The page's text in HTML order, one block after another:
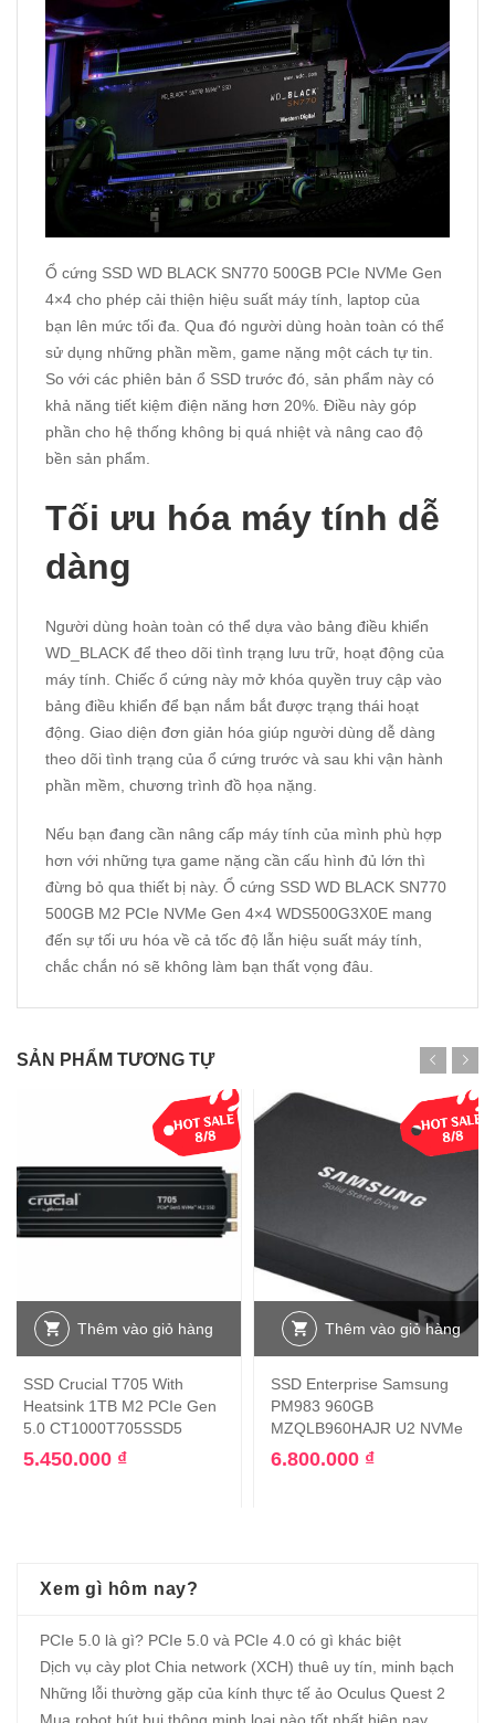
Ổ cứng SSD WD BLACK SN770 500GB PCIe NVMe Gen
4×4 cho phép cải thiện hiệu suất máy tính, laptop của
bạn lên mức tối đa. Qua đó người dùng hoàn toàn có thể
sử dụng những phần mềm, game nặng một cách tự tin.
So với các phiên bản ổ SSD trước đó, sản phẩm này có
khả năng tiết kiệm điện năng hơn 20%. Điều này góp
phần cho hệ thống không bị quá nhiệt và nâng cao độ
bền sản phẩm.
Tối ưu hóa máy tính dễ
dàng
Người dùng hoàn toàn có thể dựa vào bảng điều khiển
WD_BLACK để theo dõi tình trạng lưu trữ, hoạt động của
máy tính. Chiếc ổ cứng này mở khóa quyền truy cập vào
bảng điều khiển để bạn nắm bắt được trạng thái hoạt
động. Giao diện đơn giản hóa giúp người dùng dễ dàng
theo dõi tình trạng của ổ cứng trước và sau khi vận hành
phần mềm, chương trình đồ họa nặng.
Nếu bạn đang cần nâng cấp máy tính của mình phù hợp
hơn với những tựa game nặng cần cấu hình đủ lớn thì
đừng bỏ qua thiết bị này. Ổ cứng SSD WD BLACK SN770
500GB M2 PCIe NVMe Gen 4×4 WDS500G3X0E mang
đến sự tối ưu hóa về cả tốc độ lẫn hiệu suất máy tính,
chắc chắn nó sẽ không làm bạn thất vọng đâu.
SẢN PHẨM TƯƠNG TỰ
Thêm vào giỏ hàng
SSD Crucial T705 With
Heatsink 1TB M2 PCIe Gen
5.0 CT1000T705SSD5
5.450.000 ₫
Thêm vào giỏ hàng
SSD Enterprise Samsung
PM983 960GB
MZQLB960HAJR U2 NVMe
6.800.000 ₫
Xem gì hôm nay?
PCIe 5.0 là gì? PCIe 5.0 và PCIe 4.0 có gì khác biệt
Dịch vụ cày plot Chia network (XCH) thuê uy tín, minh bạch
Những lỗi thường gặp của kính thực tế ảo Oculus Quest 2